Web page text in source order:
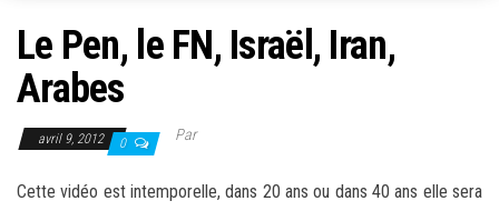
Le Pen, le FN, Israël, Iran,
Arabes
avril 9, 2012 0 Par
Cette vidéo est intemporelle, dans 20 ans ou dans 40 ans elle sera